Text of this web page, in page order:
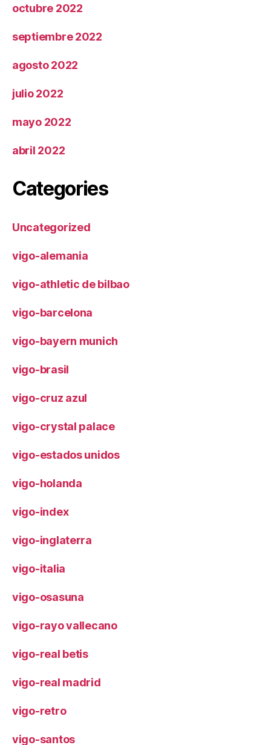
octubre 2022
septiembre 2022
agosto 2022
julio 2022
mayo 2022
abril 2022
Categories
Uncategorized
vigo-alemania
vigo-athletic de bilbao
vigo-barcelona
vigo-bayern munich
vigo-brasil
vigo-cruz azul
vigo-crystal palace
vigo-estados unidos
vigo-holanda
vigo-index
vigo-inglaterra
vigo-italia
vigo-osasuna
vigo-rayo vallecano
vigo-real betis
vigo-real madrid
vigo-retro
vigo-santos